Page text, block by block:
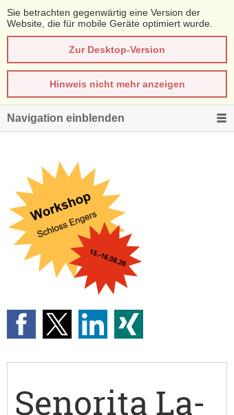
Sie betrachten gegenwärtig eine Version der
Website, die für mobile Geräte optimiert wurde.
Zur Desktop-Version
Hinweis nicht mehr anzeigen
Navigation einblenden
Senorita La-